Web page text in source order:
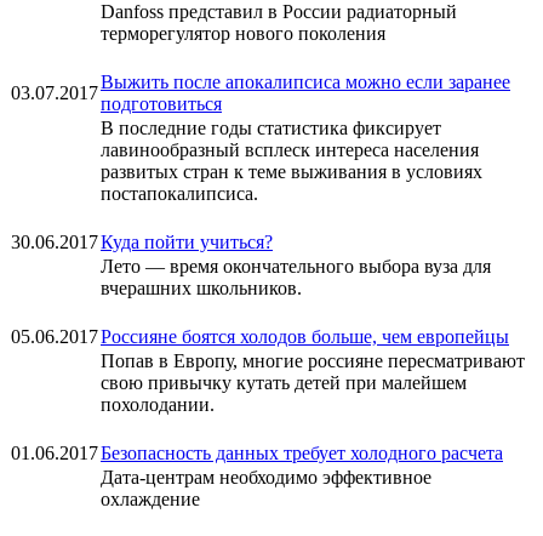
Danfoss представил в России радиаторный
терморегулятор нового поколения
03.07.2017
Выжить после апокалипсиса можно если заранее
подготовиться
В последние годы статистика фиксирует
лавинообразный всплеск интереса населения
развитых стран к теме выживания в условиях
постапокалипсиса.
30.06.2017Куда пойти учиться?
Лето — время окончательного выбора вуза для
вчерашних школьников.
05.06.2017Россияне боятся холодов больше, чем европейцы
Попав в Европу, многие россияне пересматривают
свою привычку кутать детей при малейшем
похолодании.
01.06.2017Безопасность данных требует холодного расчета
Дата-центрам необходимо эффективное
охлаждение